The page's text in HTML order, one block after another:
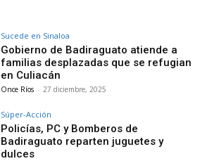
Sucede en Sinaloa
Gobierno de Badiraguato atiende a
familias desplazadas que se refugian
en Culiacán
Once Ríos - 27 diciembre, 2025
Súper-Acción
Policías, PC y Bomberos de
Badiraguato reparten juguetes y
dulces